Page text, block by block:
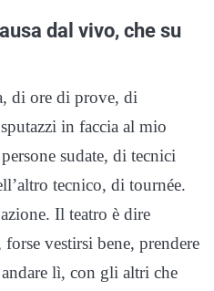
dal vivo, che su
di ore di prove, di
in faccia al mio
sudate, di tecnici
tecnico, di tournée.
Il teatro è dire
vestirsi bene, prendere
lì, con gli altri che